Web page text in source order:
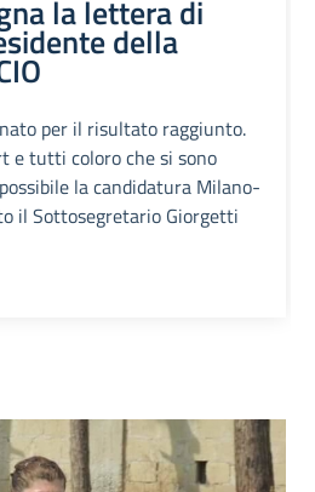
la lettera di
della
per il risultato raggiunto.
e tutti coloro che si sono
la candidatura Milano-
il Sottosegretario Giorgetti